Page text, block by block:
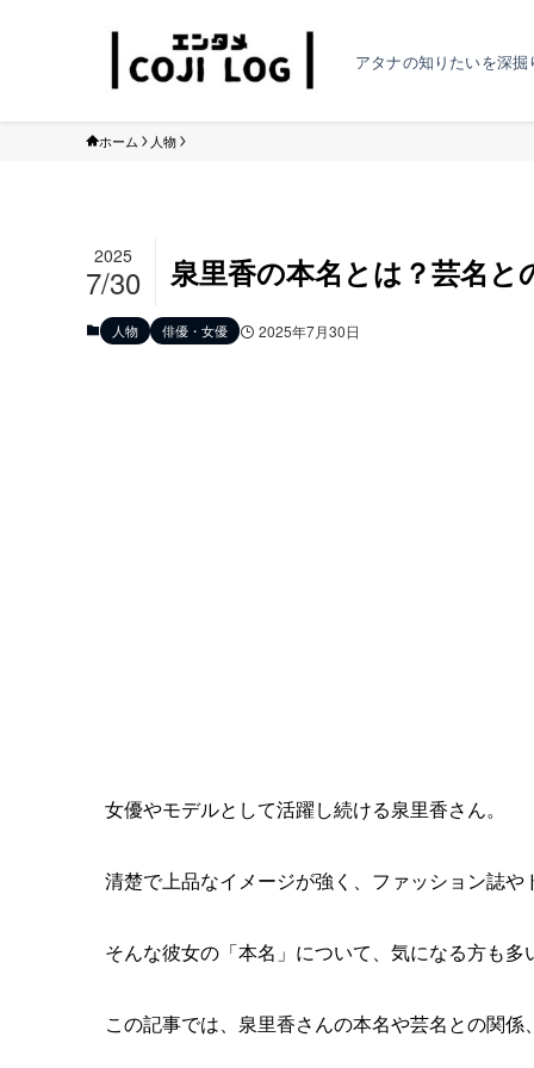
アタナの知りたいを深掘
ホーム 人物
泉里香の本名とは？芸名と
2025
7/30
人物 俳優・女優 2025年7月30日
女優やモデルとして活躍し続ける泉里香さん。
清楚で上品なイメージが強く、ファッション誌
そんな彼女の「本名」について、気になる方も
この記事では、泉里香さんの本名や芸名との関